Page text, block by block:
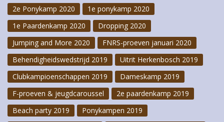
2e Ponykamp 2020
1e ponykamp 2020
1e Paardenkamp 2020
Dropping 2020
Jumping and More 2020
FNRS-proeven januari 2020
Behendigheidswedstrijd 2019
Uitrit Herkenbosch 2019
Clubkampioenschappen 2019
Dameskamp 2019
F-proeven & jeugdcaroussel
2e paardenkamp 2019
Beach party 2019
Ponykampen 2019